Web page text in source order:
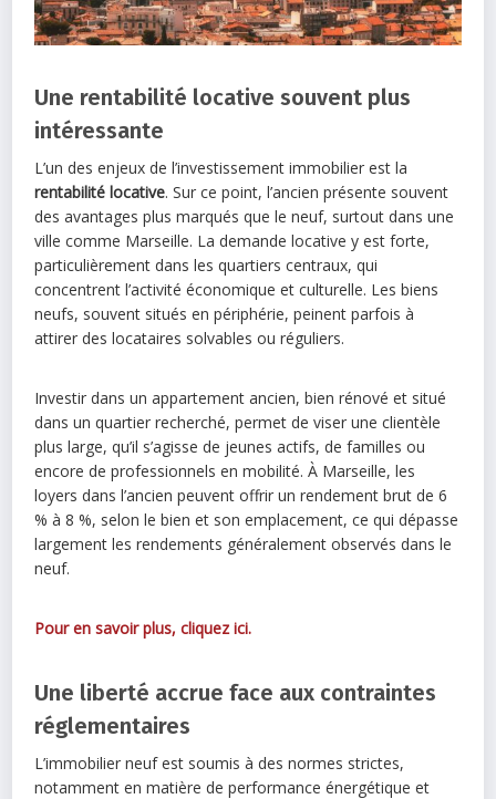
Une rentabilité locative souvent plus
intéressante
L’un des enjeux de l’investissement immobilier est la
rentabilité locative. Sur ce point, l’ancien présente souvent
des avantages plus marqués que le neuf, surtout dans une
ville comme Marseille. La demande locative y est forte,
particulièrement dans les quartiers centraux, qui
concentrent l’activité économique et culturelle. Les biens
neufs, souvent situés en périphérie, peinent parfois à
attirer des locataires solvables ou réguliers.
Investir dans un appartement ancien, bien rénové et situé
dans un quartier recherché, permet de viser une clientèle
plus large, qu’il s’agisse de jeunes actifs, de familles ou
encore de professionnels en mobilité. À Marseille, les
loyers dans l’ancien peuvent offrir un rendement brut de 6
% à 8 %, selon le bien et son emplacement, ce qui dépasse
largement les rendements généralement observés dans le
neuf.
Pour en savoir plus, cliquez ici.
Une liberté accrue face aux contraintes
réglementaires
L’immobilier neuf est soumis à des normes strictes,
notamment en matière de performance énergétique et